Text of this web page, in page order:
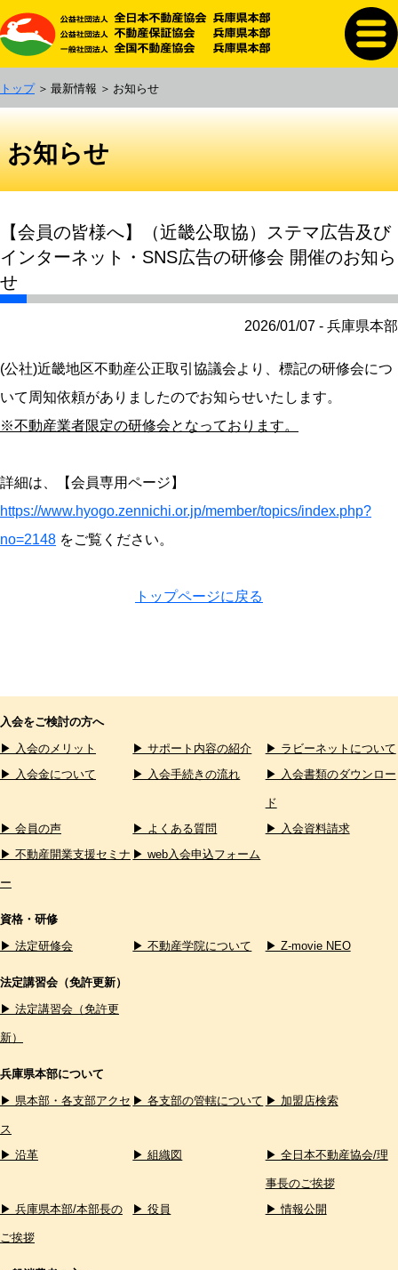
トップ 最新情報 お知らせ
お知らせ
【会員の皆様へ】（近畿公取協）ステマ広告及び
インターネット・SNS広告の研修会 開催のお知ら
せ
2026/01/07 - 兵庫県本部
(公社)近畿地区不動産公正取引協議会より、標記の研修会につ
いて周知依頼がありましたのでお知らせいたします。
※不動産業者限定の研修会となっております。
詳細は、【会員専用ページ】
https://www.hyogo.zennichi.or.jp/member/topics/index.php?
no=2148 をご覧ください。
トップページに戻る
入会をご検討の方へ
▶ 入会のメリット
▶ サポート内容の紹介
▶ ラビーネットについて
▶ 入会金について
▶ 入会手続きの流れ ▶ 入会書類のダウンロー
ド
▶ 会員の声
▶ よくある質問
▶ 入会資料請求
▶ 不動産開業支援セミナ
ー
▶ web入会申込フォーム
資格・研修
▶ 法定研修会
▶ 不動産学院について ▶ Z-movie NEO
法定講習会（免許更新）
▶ 法定講習会（免許更
新）
兵庫県本部について
▶ 県本部・各支部アクセ
ス
▶ 各支部の管轄について ▶ 加盟店検索
▶ 沿革 ▶ 組織図 ▶ 全日本不動産協会/理
事長のご挨拶
▶ 兵庫県本部/本部長の
ご挨拶
▶ 役員 ▶ 情報公開